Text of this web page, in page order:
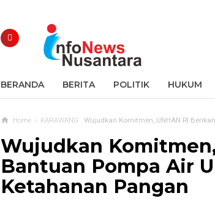
BERANDA BERITA POLITIK HUKUM
Home › KARAWANG Wujudkan Komitmen, UNHAN RI
Wujudkan
Bantuan Pompa Air
Ketahanan Pangan